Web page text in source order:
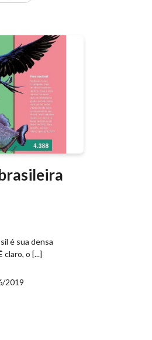
é sua densa
o [...]
2019